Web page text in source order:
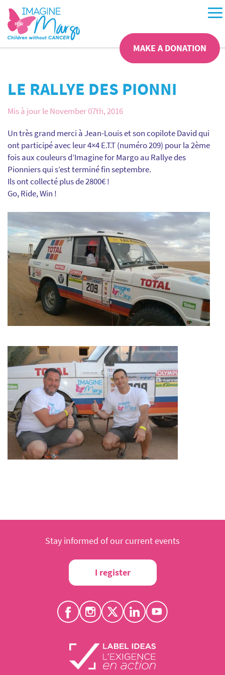
MAKE A DONATION
LE RALLYE DES PIONNI
Mis à jour le November 07th, 2016
Un très grand merci à Jean-Louis et son copilote David qui
ont participé avec leur 4×4 E.T.T (numéro 209) pour la 2ème
fois aux couleurs d’Imagine for Margo au Rallye des
Pionniers qui s’est terminé fin septembre.
Ils ont collecté plus de 2800€ !
Go, Ride, Win !
Stay informed of our current events
I register